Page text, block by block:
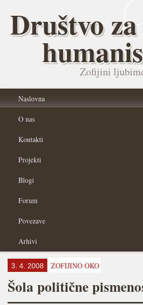
Društvo
Zofijini
Naslovna
O nas
Kontakti
Projekti
Blogi
Forum
Povezave
Arhivi
3. 4. 2008 ZOFIJINO OKO
Šola politične